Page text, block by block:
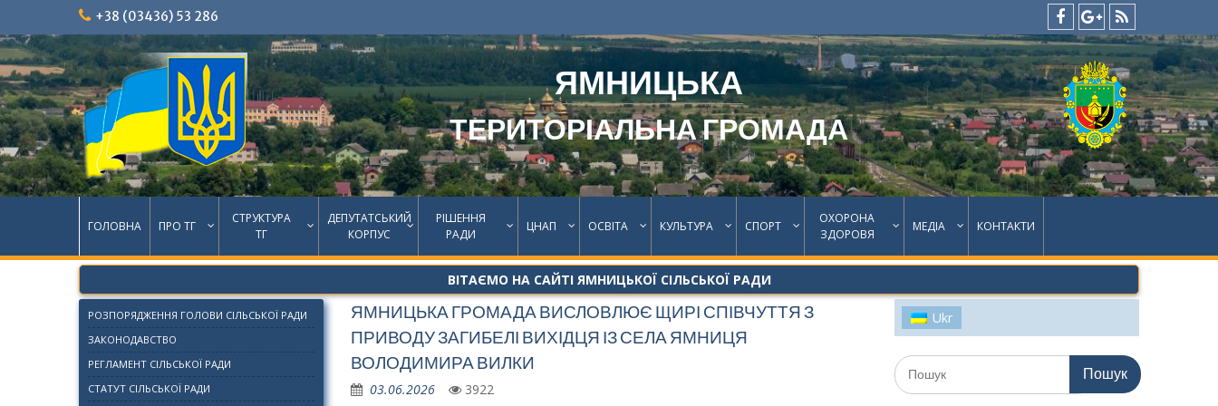
content
+38 (03436) 53 286
facebook
google
plus
feed
ЯМНИЦЬКА
ТЕРИТОРІАЛЬНА ГРОМАДА
ГОЛОВНА ПРО ТГ
СТРУКТУРА
ТГ
ДЕПУТАТСЬКИЙ
КОРПУС
РІШЕННЯ
РАДИ
ЦНАП ОСВІТА КУЛЬТУРА СПОРТ
ОХОРОНА
ЗДОРОВЯ
МЕДІА КОНТАКТИ
ВІТАЄМО НА САЙТІ ЯМНИЦЬКОЇ СІЛЬСЬКОЇ РАДИ
ЯМНИЦЬКА ГРОМАДА ВИСЛОВЛЮЄ ЩИРІ СПІВЧУТТЯ З
ПРИВОДУ ЗАГИБЕЛІ ВИХІДЦЯ ІЗ СЕЛА ЯМНИЦЯ
ВОЛОДИМИРА ВИЛКИ
03.06.2026 3922
РОЗПОРЯДЖЕННЯ ГОЛОВИ СІЛЬСЬКОЇ РАДИ
ЗАКОНОДАВСТВО
РЕГЛАМЕНТ СІЛЬСЬКОЇ РАДИ
СТАТУТ СІЛЬСЬКОЇ РАДИ
Ukr
Шукати: